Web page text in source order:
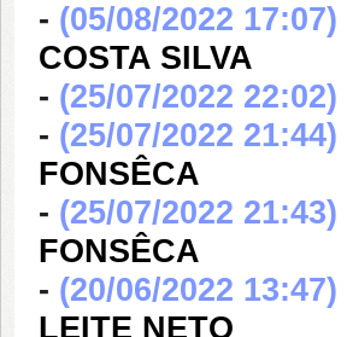
- (05/08/2022 17:07)
COSTA SILVA
- (25/07/2022 22:02)
- (25/07/2022 21:44)
FONSÊCA
- (25/07/2022 21:43)
FONSÊCA
- (20/06/2022 13:47)
LEITE NETO